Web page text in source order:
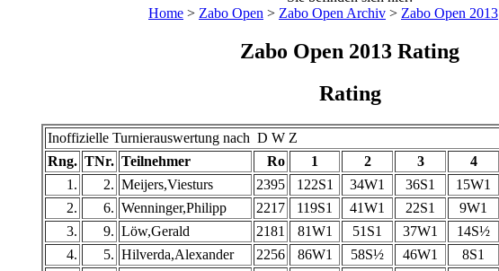
Home > Zabo Open > Zabo Open Archiv > Zabo Open 2013
Zabo Open 2013 Rating
Rating
Inoffizielle Turnierauswertung nach D W Z
Rng. TNr. Teilnehmer Ro 1 2 3 4
1.
2. Meijers,Viesturs 2395 122S1 34W1 36S1 15W1
2.
6. Wenninger,Philipp 2217 119S1 41W1 22S1 9W1
3.
9. Löw,Gerald 2181 81W1 51S1 37W1 14S½
4.
5. Hilverda,Alexander 2256 86W1 58S½ 46W1 8S1